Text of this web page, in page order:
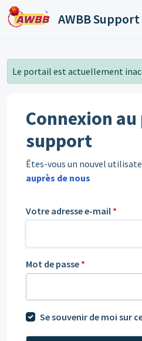
Passer au contenu principal
AWBB Support
Le portail est actuellement
Connexion
support
Êtes-vous un nouvel
auprès de nous
Votre adresse e-mail *
Mot de passe *
Se souvenir de moi sur